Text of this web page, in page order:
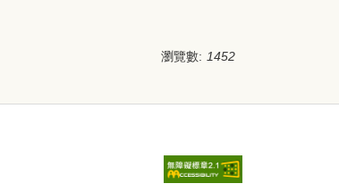
瀏覽數: 1452